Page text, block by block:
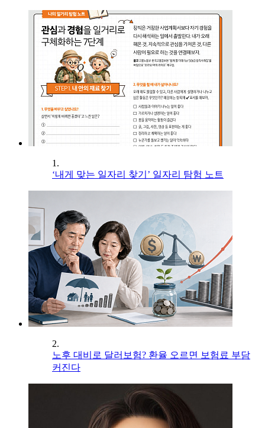
1.
‘내게 맞는 일자리 찾기’ 일자리 탐험 노트
2.
노후 대비로 달러보험? 환율 오르면 보험료 부담
커진다